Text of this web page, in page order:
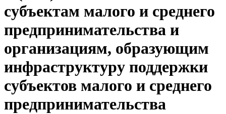
субъектам малого и среднего
предпринимательства и
организациям, образующим
инфраструктуру поддержки
субъектов малого и среднего
предпринимательства